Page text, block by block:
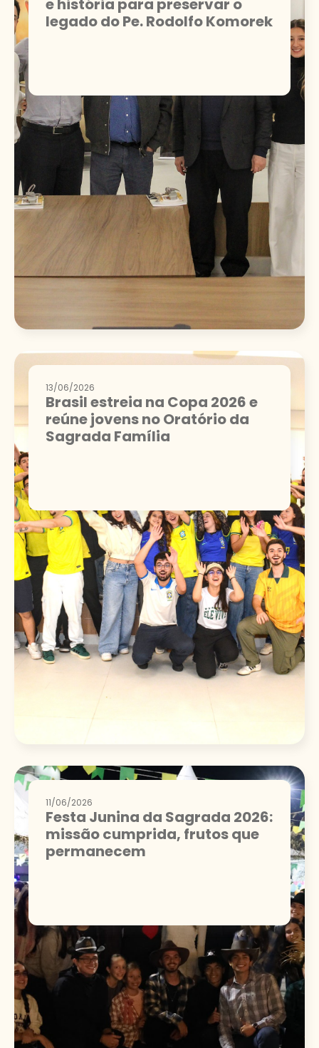
legado do Pe. Rodolfo Komorek
13/06/2026
Brasil estreia na Copa 2026 e
reúne jovens no Oratório da
Sagrada Família
11/06/2026
Festa Junina da Sagrada 2026:
missão cumprida, frutos que
permanecem